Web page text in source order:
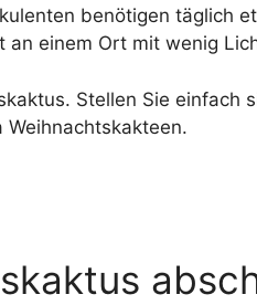
benötigen täglich
einem Ort mit wenig
Stellen Sie einfach